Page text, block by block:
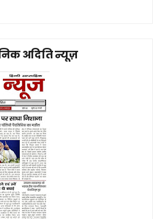
अदिति न्यूज़